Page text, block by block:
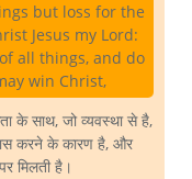
but loss for the
Jesus my Lord:
all things, and do
win Christ,
के साथ, जो व्यवस्था से है,
करने के कारण है, और
मिलती है।